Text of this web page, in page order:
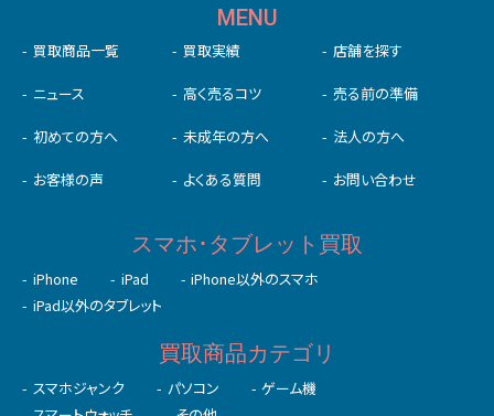
MENU
未成年の⽅へ 法人の方へ
お客様の声 よくある質問
スマホ･タブレット買取
iPhone iPad
iPhone以外のスマホ